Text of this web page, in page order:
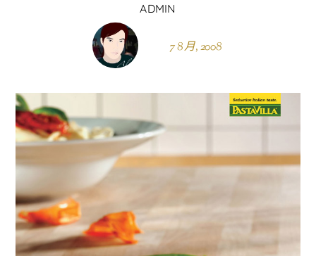
ADMIN
7 8 月, 2008